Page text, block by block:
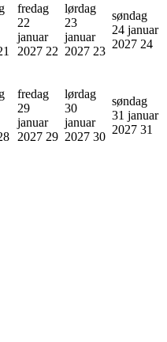
fredag
22
januar
2027 22
lørdag
23
januar
2027 23
søndag
24 januar
2027 24
fredag
29
januar
2027 29
lørdag
30
januar
2027 30
søndag
31 januar
2027 31